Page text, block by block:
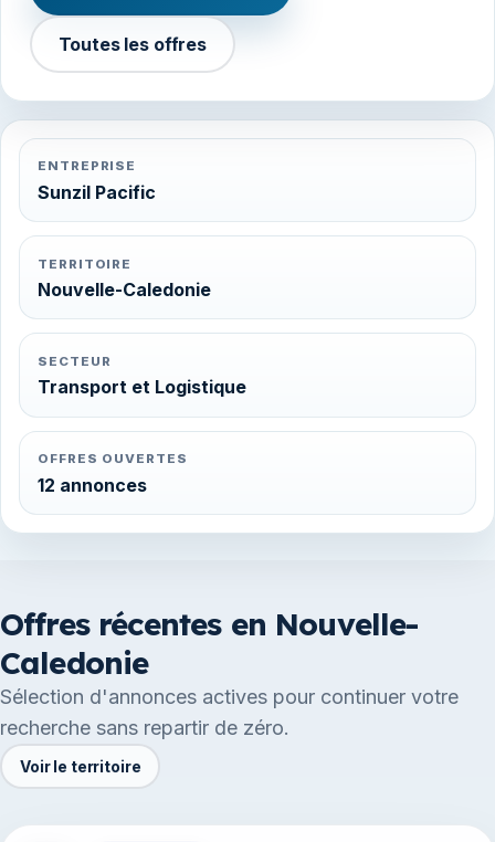
Toutes les offres
ENTREPRISE
Sunzil Pacific
TERRITOIRE
Nouvelle-Caledonie
SECTEUR
Transport et Logistique
OFFRES OUVERTES
12 annonces
Offres récentes en Nouvelle-
Caledonie
Sélection d'annonces actives pour continuer votre
recherche sans repartir de zéro.
Voir le territoire